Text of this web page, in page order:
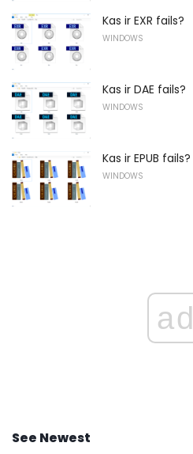
Kas ir EXR fails?
WINDOWS
Kas ir DAE fails?
WINDOWS
Kas ir EPUB fails?
WINDOWS
ad
See Newest